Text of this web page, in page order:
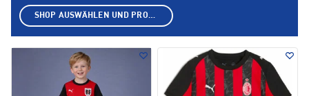
SHOP AUSWÄHLEN UND PRODUKTE ANZEIGEN